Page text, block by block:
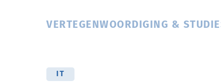
VERTEGENWOORDIGING &
IT